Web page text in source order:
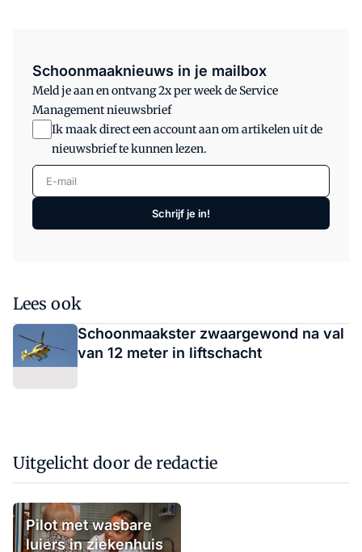
Schoonmaaknieuws in je mailbox
Meld je aan en ontvang 2x per week de Service
Management nieuwsbrief
Ik maak direct een account aan om artikelen uit de
nieuwsbrief te kunnen lezen.
E-mail
Schrijf je in!
Lees ook
Schoonmaakster zwaargewond na val
van 12 meter in liftschacht
Uitgelicht door de redactie
Pilot met wasbare
luiers in ziekenhuis